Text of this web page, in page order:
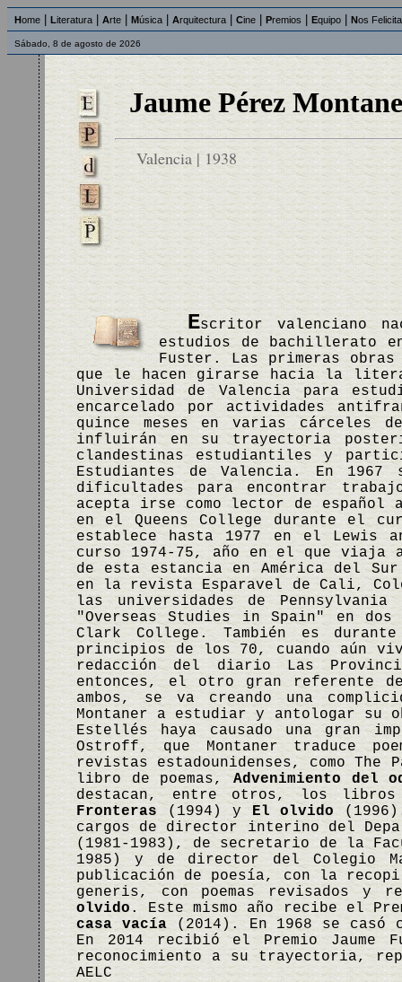
Home Literatura Arte Música Arquitectura Cine Premios Equipo Nos
Sábado, 8 de agosto de 2026
Jaume Pérez
Valencia | 1938
Escritor valenciano
estudios de bachillerato
Fuster. Las primeras
que le hacen girarse hacia la
Universidad de Valencia para
encarcelado por actividades
quince meses en varias cárceles
influirán en su trayectoria
clandestinas estudiantiles y
Estudiantes de Valencia. En
dificultades para encontrar
acepta irse como lector de
en el Queens College durante el
establece hasta 1977 en el Lewis
curso 1974-75, año en el que viaja
de esta estancia en América del
en la revista Esparavel de Cali,
las universidades de
"Overseas Studies in Spain" en
Clark College. También es
principios de los 70, cuando aún
redacción del diario Las
entonces, el otro gran referente
ambos, se va creando una
Montaner a estudiar y antologar su
Estellés haya causado una gran
Ostroff, que Montaner traduce
revistas estadounidenses, como
libro de poemas,Advenimiento del
destacan, entre otros, los
Fronteras (1994) y El olvido
cargos de director interino del
(1981-1983), de secretario de la
1985) y de director del Colegio
publicación de poesía, con la
generis, con poemas revisados
olvido . Este mismo año recibe el
casa vacía(2014). En 1968 se casó
En 2014 recibió el Premio Jaume
reconocimiento a su trayectoria,
AELC